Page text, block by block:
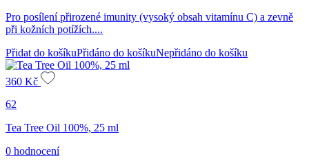
Pro posílení přirozené imunity (vysoký obsah vitamínu C) a zevně
při kožních potížích....
Přidat do košíkuPřidáno do košíkuNepřidáno do košíku
360 Kč
62
Tea Tree Oil 100%, 25 ml
0 hodnocení